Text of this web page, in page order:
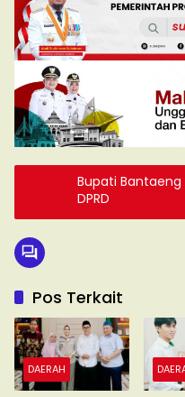
Bupati Bantaeng
DPRD
Pos Terkait
DAERAH